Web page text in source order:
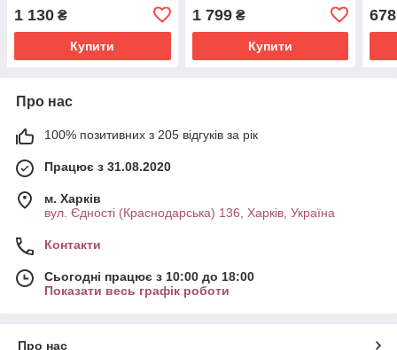
1 130 ₴
Купити
1 799₴
Купити
678
Про нас
100% позитивних з 205 відгуків за рік
Працює з 31.08.2020
м. Харків
вул. Єдності (Краснодарська) 136, Харків, Україна
Контакти
Сьогодні працює з 10:00 до 18:00
Показати весь графік роботи
Про нас